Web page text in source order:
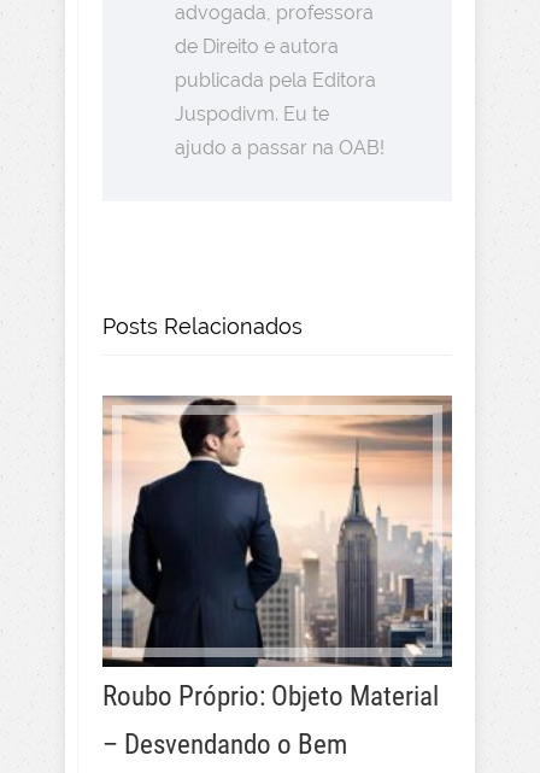
advogada, professora
de Direito e autora
publicada pela Editora
Juspodivm. Eu te
ajudo a passar na OAB!
Posts Relacionados
Roubo Próprio: Objeto Material
– Desvendando o Bem